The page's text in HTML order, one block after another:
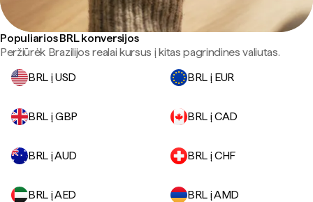
Populiarios BRL konversijos
Peržiūrėk Brazilijos realai kursus į kitas pagrindines valiutas.
BRL į USD
BRL į EUR
BRL į GBP BRL į CAD
BRL į AUD BRL į CHF
BRL į AED
BRL į AMD